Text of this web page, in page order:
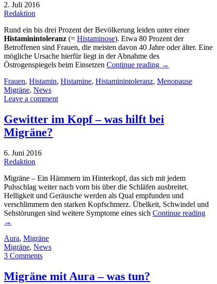
2. Juli 2016
Redaktion
Rund ein bis drei Prozent der Bevölkerung leiden unter einer
Histaminintoleranz (= Histaminose). Etwa 80 Prozent der
Betroffenen sind Frauen, die meisten davon 40 Jahre oder älter. Eine
mögliche Ursache hierfür liegt in der Abnahme des
Östrogenspiegels beim Einsetzen Continue reading →
Frauen, Histamin, Histamine, Histaminintoleranz, Menopause
Migräne, News
Leave a comment
Gewitter im Kopf – was hilft bei
Migräne?
6. Juni 2016
Redaktion
Migräne – Ein Hämmern im Hinterkopf, das sich mit jedem
Pulsschlag weiter nach vorn bis über die Schläfen ausbreitet.
Helligkeit und Geräusche werden als Qual empfunden und
verschlimmern den starken Kopfschmerz. Übelkeit, Schwindel und
Sehstörungen sind weitere Symptome eines sich Continue reading
→
Aura, Migräne
Migräne, News
3 Comments
Migräne mit Aura – was tun?